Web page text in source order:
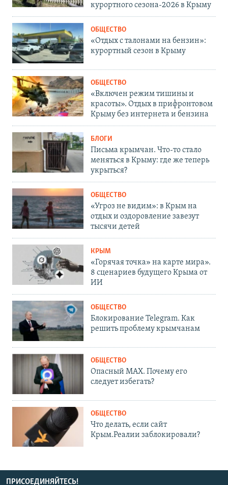
курортного сезона-2026 в Крыму
ОБЩЕСТВО
«Отдых с талонами на бензин»:
курортный сезон в Крыму
ОБЩЕСТВО
«Включен режим тишины и
красоты». Отдых в прифронтовом
Крыму без интернета и бензина
БЛОГИ
Письма крымчан. Что-то стало
меняться в Крыму: где же теперь
укрыться?
ОБЩЕСТВО
«Угроз не видим»: в Крым на
отдых и оздоровление завезут
тысячи детей
КРЫМ
«Горячая точка» на карте мира».
8 сценариев будущего Крыма от
ИИ
ОБЩЕСТВО
Блокирование Telegram. Как
решить проблему крымчанам
ОБЩЕСТВО
Опасный MAX. Почему его
следует избегать?
ОБЩЕСТВО
Что делать, если сайт
Крым.Реалии заблокировали?
ПРИСОЕДИНЯЙТЕСЬ!